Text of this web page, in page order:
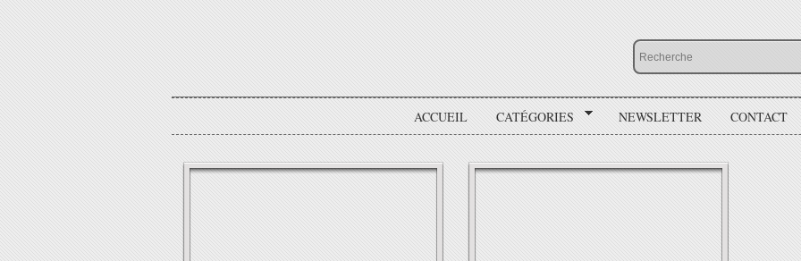
ACCUEIL CATÉGORIES NEWSLETTER CONTACT